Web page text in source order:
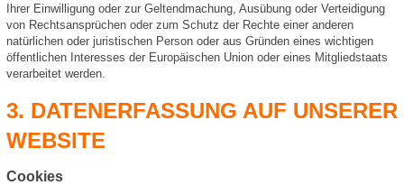
Ihrer Einwilligung oder zur Geltendmachung, Ausübung oder Verteidigung
von Rechtsansprüchen oder zum Schutz der Rechte einer anderen
natürlichen oder juristischen Person oder aus Gründen eines wichtigen
öffentlichen Interesses der Europäischen Union oder eines Mitgliedstaats
verarbeitet werden.
3. DATENERFASSUNG AUF UNSERER
WEBSITE
Cookies